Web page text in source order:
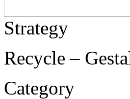
Strategy
Recycle –
Category